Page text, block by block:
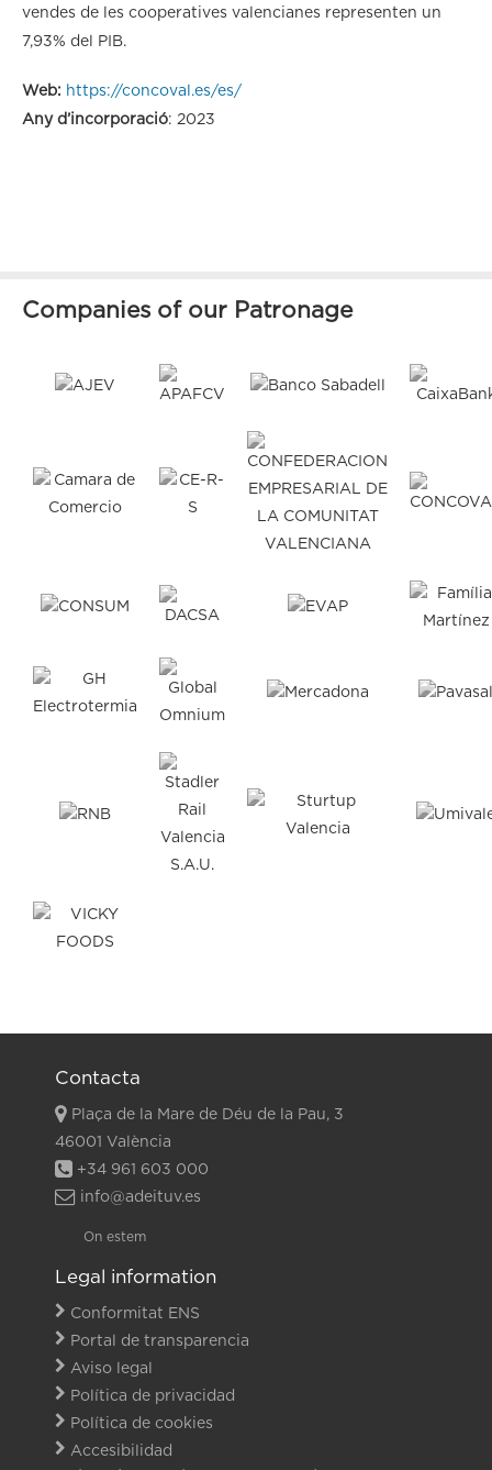
vendes de les cooperatives valencianes representen un
7,93% del PIB.
Web: https://concoval.es/es/
Any d’incorporació: 2023
Companies of our Patronage
Contacta
Plaça de la Mare de Déu de la Pau, 3
46001 València
+34 961 603 000
info@adeituv.es
On estem
Legal information
Conformitat ENS
Portal de transparencia
Aviso legal
Política de privacidad
Política de cookies
Accesibilidad